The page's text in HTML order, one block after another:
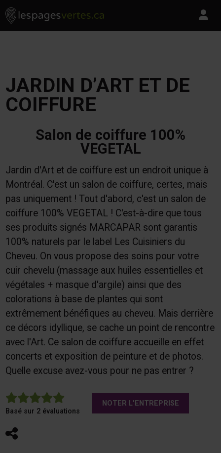
Skip to content
Les Pages Vertes - Go to homepage
JARDIN D’ART ET DE
COIFFURE
Salon de coiffure 100%
VEGETAL
Jardin d'Art et de coiffure est un endroit unique à
Montréal. C'est un salon de coiffure, certes, mais
pas uniquement ! Tout d'abord, c'est un salon de
coiffure 100% VEGETAL ! C'est-à-dire que tous
ses produits signés MARCAPAR sont garantis
100% naturels par le label Les Cuisiniers du
Cheveu. On vous propose des soins pour votre
cuir chevelu (massage aux huiles essentielles et
végétales + masque d'argile) ainsi que des
colorations à base de plantes qui sont
extrêmement bénéfiques au cheveu. Mais derrière
ce décors idyllique, se cache un point de rencontre
avec l'Art. Ce salon de coiffure accueille en effet
concerts et exposition de peinture et de photos.
Quelle excuse avez-vous pour ne pas entrer ?
5
Basé sur 2 évaluations
NOTER L'ENTREPRISE
Partager